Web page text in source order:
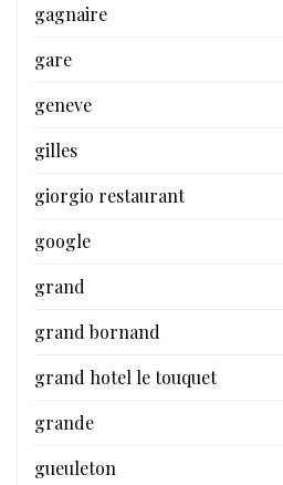
gagnaire
gare
geneve
gilles
giorgio restaurant
google
grand
grand bornand
grand hotel le touquet
grande
gueuleton